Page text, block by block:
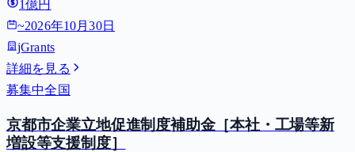
1億円
~2026年10月30日
jGrants
詳細を見る
募集中全国
京都市企業立地促進制度補助金［本社・工場等新
増設等支援制度］